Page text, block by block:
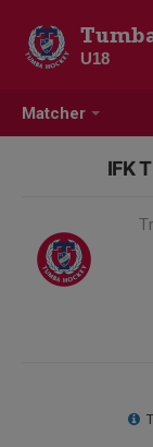
Matcher
U18
IFK